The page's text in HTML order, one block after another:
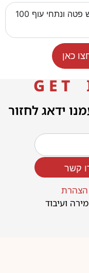
איך שומרים על הטריות של מונג פרש פטה ונתחי עוף 100
כאן
G E T
ידאג לחזור
הצהרת
ועיבוד
קשר